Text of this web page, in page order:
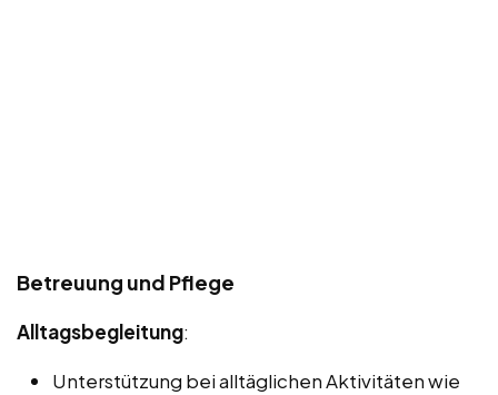
Betreuung und Pflege
Alltagsbegleitung:
Unterstützung bei alltäglichen Aktivitäten wie